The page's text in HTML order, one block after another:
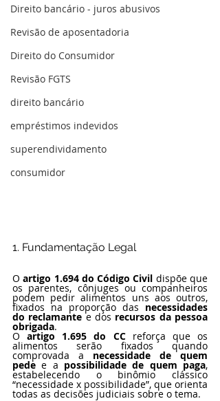
Direito bancário - juros abusivos
Revisão de aposentadoria
Direito do Consumidor
Revisão FGTS
direito bancário
empréstimos indevidos
superendividamento
consumidor
1. Fundamentação Legal
O artigo 1.694 do Código Civil dispõe que
os parentes, cônjuges ou companheiros
podem pedir alimentos uns aos outros,
fixados na proporção das necessidades
do reclamante e dos recursos da pessoa
obrigada.
O artigo 1.695 do CC reforça que os
alimentos serão fixados quando
comprovada a necessidade de quem
pede e a possibilidade de quem paga,
estabelecendo o binômio clássico
“necessidade x possibilidade”, que orienta
todas as decisões judiciais sobre o tema.